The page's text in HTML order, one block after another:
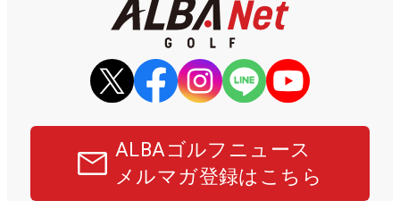
ALBAゴルフニュース
メルマガ登録はこちら